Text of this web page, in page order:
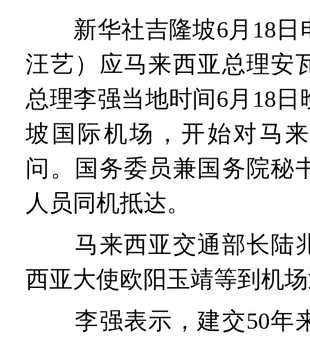
新华社吉隆坡6月18日
汪艺）应马来西亚总理安
总理李强当地时间6月18
坡国际机场，开始对马
问。国务委员兼国务院秘
人员同机抵达。
马来西亚交通部长陆
西亚大使欧阳玉靖等到机
李强表示，建交50年